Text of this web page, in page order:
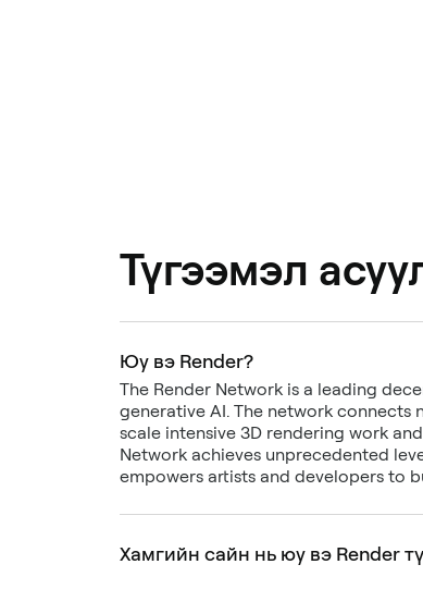
Түгээмэл
Юу вэ Render?
The Render Network is a leading
generative AI. The network
scale intensive 3D rendering work
Network achieves unprecedented
empowers artists and developers to
Хамгийн сайн нь юу вэ Render